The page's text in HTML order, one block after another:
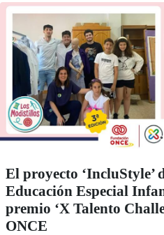
El proyecto ‘IncluStyle’
Educación Especial
premio ‘X Talento
ONCE